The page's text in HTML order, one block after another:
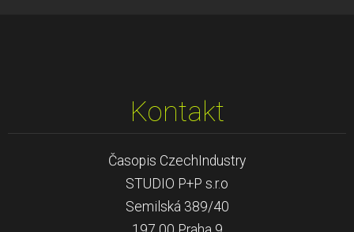
Kontakt
Časopis CzechIndustry
STUDIO P+P s.r.o
Semilská 389/40